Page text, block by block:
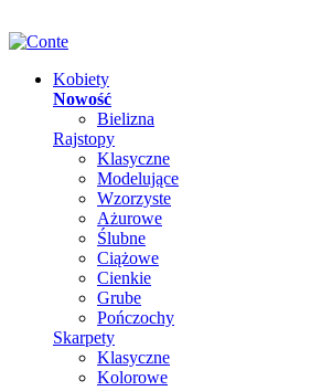
Kobiety
Nowość
Bielizna
Rajstopy
Klasyczne
Modelujące
Wzorzyste
Ażurowe
Ślubne
Ciążowe
Cienkie
Grube
Pończochy
Skarpety
Klasyczne
Kolorowe